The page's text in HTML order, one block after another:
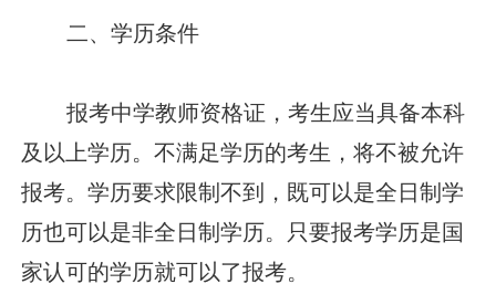
二、学历条件
报考中学教师资格证，考生应当具备本科
及以上学历。不满足学历的考生，将不被允许
报考。学历要求限制不到，既可以是全日制学
历也可以是非全日制学历。只要报考学历是国
家认可的学历就可以了报考。